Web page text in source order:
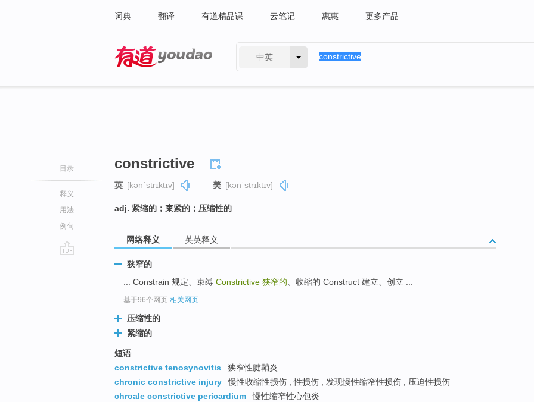
词典 翻译 有道精品课 云笔记 惠惠 更多产品
中英
目录
释义
用法
例句
constrictive
英 [kənˈstrɪktɪv] 美 [kənˈstrɪktɪv]
adj. 紧缩的；束紧的；压缩性的
网络释义 英英释义
狭窄的
... Constrain 规定、束缚 Constrictive 狭窄的 、收缩的 Construct 建立、创立 ...
基于96个网页-相关网页
压缩性的
紧缩的
短语
constrictive tenosynovitis
狭窄性腱鞘炎
chronic constrictive injury
慢性收缩性损伤 ; 性损伤 ; 发现慢性缩窄性损伤 ; 压迫性损伤
chroale constrictive pericardium
慢性缩窄性心包炎